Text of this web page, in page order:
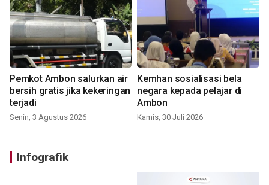
Pemkot Ambon salurkan air
bersih gratis jika kekeringan
terjadi
Senin, 3 Agustus 2026
Kemhan sosialisasi bela
negara kepada pelajar di
Ambon
Kamis, 30 Juli 2026
Infografik